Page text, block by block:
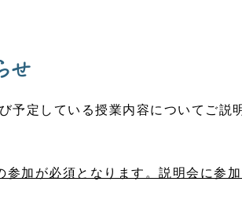
せ
定している授業内容についてご説
加が必須となります。説明会に参